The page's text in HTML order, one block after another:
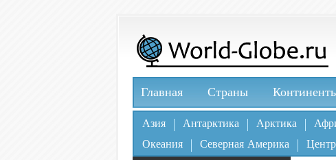
Главная Страны
Азия Антарктика Арктика
Океания
Северная Америка